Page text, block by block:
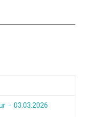
– 03.03.2026